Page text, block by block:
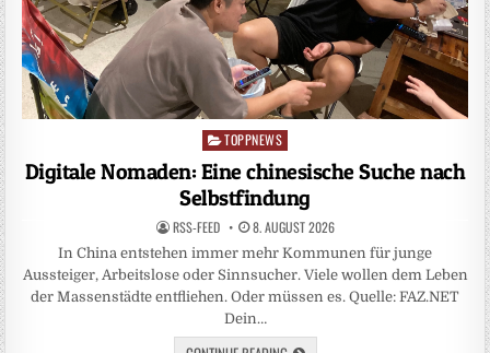
Posted
in
TOPPNEWS
Digitale Nomaden: Eine chinesische Suche nach
Selbstfindung
RSS-FEED 8. AUGUST 2026
In China entstehen immer mehr Kommunen für junge
Aussteiger, Arbeitslose oder Sinnsucher. Viele wollen dem Leben
der Massenstädte entfliehen. Oder müssen es. Quelle: FAZ.NET
Dein…